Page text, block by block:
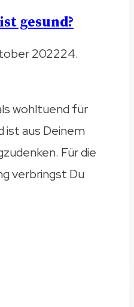
gesund?
202224.
wohltuend für
ist aus Deinem
Für die
verbringst Du